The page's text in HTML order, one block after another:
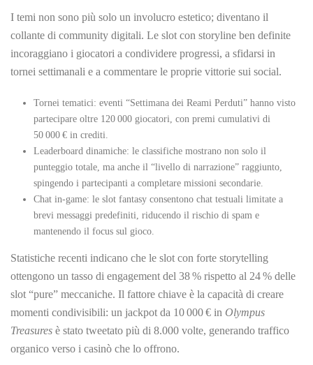
I temi non sono più solo un involucro estetico; diventano il
collante di community digitali. Le slot con storyline ben definite
incoraggiano i giocatori a condividere progressi, a sfidarsi in
tornei settimanali e a commentare le proprie vittorie sui social.
Tornei tematici: eventi “Settimana dei Reami Perduti” hanno visto
partecipare oltre 120 000 giocatori, con premi cumulativi di
50 000 € in crediti.
Leaderboard dinamiche: le classifiche mostrano non solo il
punteggio totale, ma anche il “livello di narrazione” raggiunto,
spingendo i partecipanti a completare missioni secondarie.
Chat in‑game: le slot fantasy consentono chat testuali limitate a
brevi messaggi predefiniti, riducendo il rischio di spam e
mantenendo il focus sul gioco.
Statistiche recenti indicano che le slot con forte storytelling
ottengono un tasso di engagement del 38 % rispetto al 24 % delle
slot “pure” meccaniche. Il fattore chiave è la capacità di creare
momenti condivisibili: un jackpot da 10 000 € in Olympus
Treasures è stato tweetato più di 8.000 volte, generando traffico
organico verso i casinò che lo offrono.